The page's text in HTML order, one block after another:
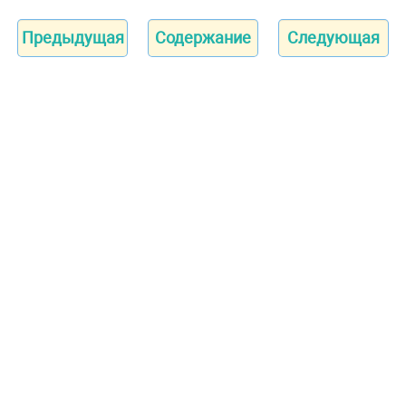
Предыдущая Содержание Следующая